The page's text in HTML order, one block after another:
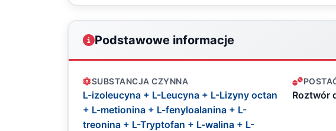
Podstawowe informacje
SUBSTANCJA CZYNNA
L-izoleucyna + L-Leucyna + L-Lizyny octan
+ L-metionina + L-fenyloalanina + L-
treonina + L-Tryptofan + L-walina + L-
Roztwór